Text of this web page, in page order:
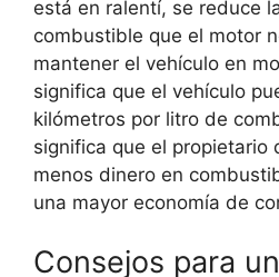
está en ralentí, se reduce
combustible que el motor
mantener el vehículo en
significa que el vehículo
kilómetros por litro de
significa que el propietario
menos dinero en
una mayor economía de
Consejos para